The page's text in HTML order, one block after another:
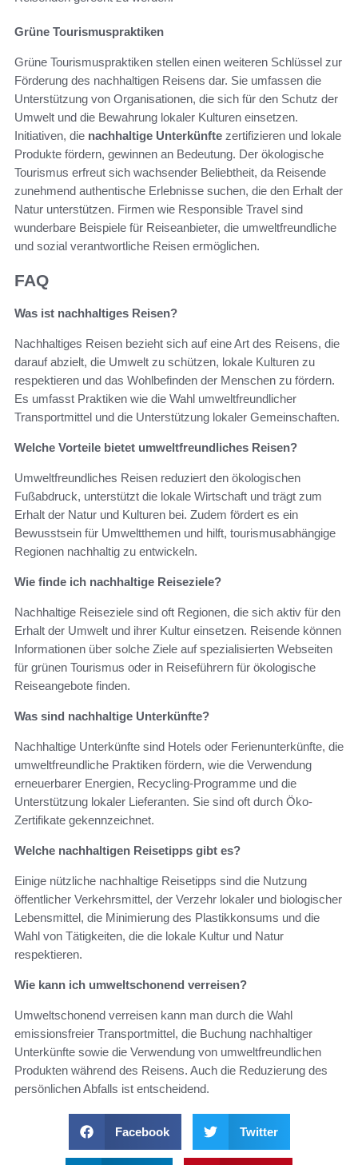
Grüne Tourismuspraktiken
Grüne Tourismuspraktiken stellen einen weiteren Schlüssel zur
Förderung des nachhaltigen Reisens dar. Sie umfassen die
Unterstützung von Organisationen, die sich für den Schutz der
Umwelt und die Bewahrung lokaler Kulturen einsetzen.
Initiativen, die nachhaltige Unterkünfte zertifizieren und lokale
Produkte fördern, gewinnen an Bedeutung. Der ökologische
Tourismus erfreut sich wachsender Beliebtheit, da Reisende
zunehmend authentische Erlebnisse suchen, die den Erhalt der
Natur unterstützen. Firmen wie Responsible Travel sind
wunderbare Beispiele für Reiseanbieter, die umweltfreundliche
und sozial verantwortliche Reisen ermöglichen.
FAQ
Was ist nachhaltiges Reisen?
Nachhaltiges Reisen bezieht sich auf eine Art des Reisens, die
darauf abzielt, die Umwelt zu schützen, lokale Kulturen zu
respektieren und das Wohlbefinden der Menschen zu fördern.
Es umfasst Praktiken wie die Wahl umweltfreundlicher
Transportmittel und die Unterstützung lokaler Gemeinschaften.
Welche Vorteile bietet umweltfreundliches Reisen?
Umweltfreundliches Reisen reduziert den ökologischen
Fußabdruck, unterstützt die lokale Wirtschaft und trägt zum
Erhalt der Natur und Kulturen bei. Zudem fördert es ein
Bewusstsein für Umweltthemen und hilft, tourismusabhängige
Regionen nachhaltig zu entwickeln.
Wie finde ich nachhaltige Reiseziele?
Nachhaltige Reiseziele sind oft Regionen, die sich aktiv für den
Erhalt der Umwelt und ihrer Kultur einsetzen. Reisende können
Informationen über solche Ziele auf spezialisierten Webseiten
für grünen Tourismus oder in Reiseführern für ökologische
Reiseangebote finden.
Was sind nachhaltige Unterkünfte?
Nachhaltige Unterkünfte sind Hotels oder Ferienunterkünfte, die
umweltfreundliche Praktiken fördern, wie die Verwendung
erneuerbarer Energien, Recycling-Programme und die
Unterstützung lokaler Lieferanten. Sie sind oft durch Öko-
Zertifikate gekennzeichnet.
Welche nachhaltigen Reisetipps gibt es?
Einige nützliche nachhaltige Reisetipps sind die Nutzung
öffentlicher Verkehrsmittel, der Verzehr lokaler und biologischer
Lebensmittel, die Minimierung des Plastikkonsums und die
Wahl von Tätigkeiten, die die lokale Kultur und Natur
respektieren.
Wie kann ich umweltschonend verreisen?
Umweltschonend verreisen kann man durch die Wahl
emissionsfreier Transportmittel, die Buchung nachhaltiger
Unterkünfte sowie die Verwendung von umweltfreundlichen
Produkten während des Reisens. Auch die Reduzierung des
persönlichen Abfalls ist entscheidend.
Facebook Twitter